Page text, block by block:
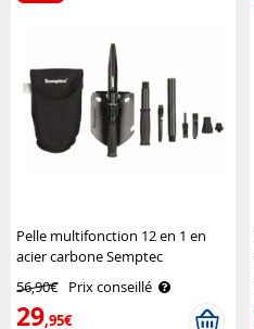
Pelle multifonction 12 en 1 en
acier carbone Semptec
56,90€ Prix conseillé
29,95€